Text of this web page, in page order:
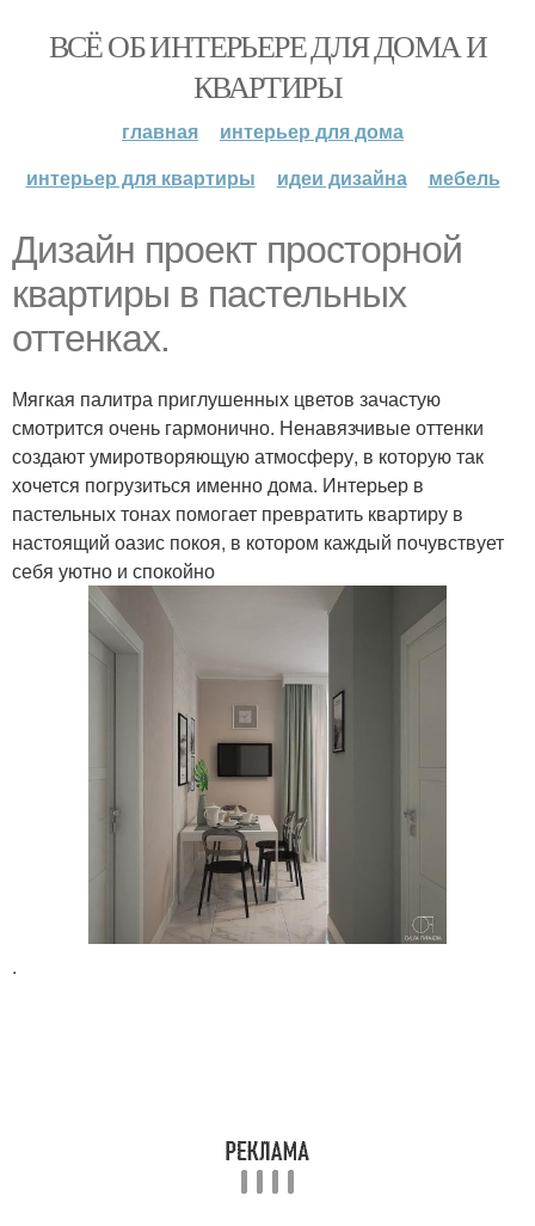
ВСЁ ОБ ИНТЕРЬЕРЕ ДЛЯ ДОМА И
КВАРТИРЫ
главная
интерьер для дома
интерьер для квартиры
идеи дизайна мебель
Дизайн проект просторной
квартиры в пастельных
оттенках.
Мягкая палитра приглушенных цветов зачастую
смотрится очень гармонично. Ненавязчивые оттенки
создают умиротворяющую атмосферу, в которую так
хочется погрузиться именно дома. Интерьер в
пастельных тонах помогает превратить квартиру в
настоящий оазис покоя, в котором каждый почувствует
себя уютно и спокойно
.